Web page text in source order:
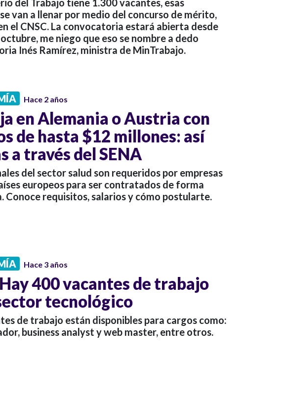
del Trabajo tiene 1.300 vacantes, esas
van a llenar por medio del concurso de mérito,
el CNSC. La convocatoria estará abierta desde
me niego que eso se nombre a dedo
Inés Ramírez, ministra de MinTrabajo.
Hace 2 años
en Alemania o Austria con
de hasta $12 millones: así
a través del SENA
del sector salud son requeridos por empresas
europeos para ser contratados de forma
Conoce requisitos, salarios y cómo postularte.
Hace 3 años
400 vacantes de trabajo
tecnológico
de trabajo están disponibles para cargos como:
business analyst y web master, entre otros.